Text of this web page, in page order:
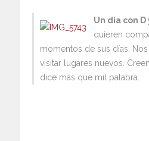
Un día con D
quieren
momentos de sus días.
visitar lugares nuevos.
dice más que mil palabra.